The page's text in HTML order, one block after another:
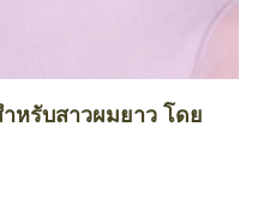
หรับสาวผมยาว โดย